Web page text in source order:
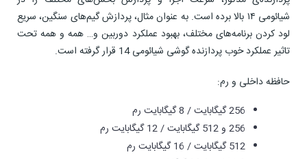
شیائومی ۱۴ بالا برده است. به عنوان مثال، پردازش گیم‌های سنگین، سریع
لود کردن برنامه‌های مختلف، بهبود عملکرد دوربین و… همه و همه تحت
تاثیر عملکرد خوب پردازنده گوشی شیائومی 14 قرار گرفته است.
حافظه داخلی و رم:
256 گیگابایت / 8 گیگابایت رم
256 و 512 گیگابایت / 12 گیگابایت رم
512 گیگابایت / 16 گیگابایت رم